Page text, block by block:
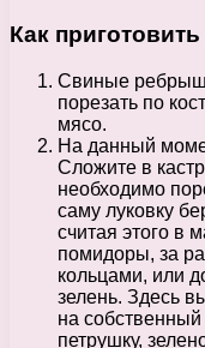
Как
Свиные
порезать по
мясо.
На данный
Сложите в
необходимо
саму луковку
считая этого в
помидоры, за
кольцами, или
зелень. Здесь
на собственный
петрушку,